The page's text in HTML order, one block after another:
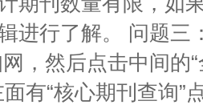
进行了解。 问题三
，然后点击中间的
有“核心期刊查询”